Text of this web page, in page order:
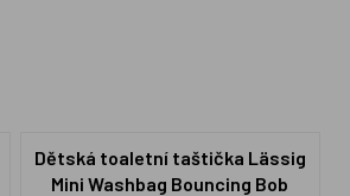
Dětská toaletní taštička Lässig
Mini Washbag Bouncing Bob